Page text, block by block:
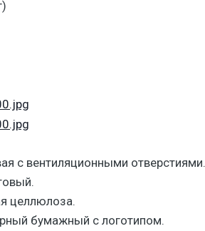
c вентиляционными отверстиями.
целлюлоза.
бумажный с логотипом.